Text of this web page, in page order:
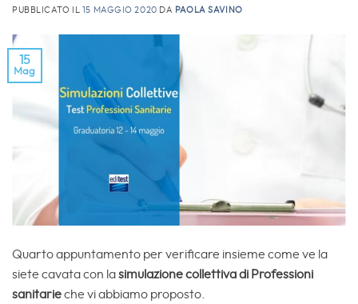
PUBBLICATO IL 15 MAGGIO 2020 DA PAOLA SAVINO
15
Mag
Quarto appuntamento per verificare insieme come ve la
siete cavata con lasimulazione collettiva di Professioni
sanitarieche vi abbiamo proposto.